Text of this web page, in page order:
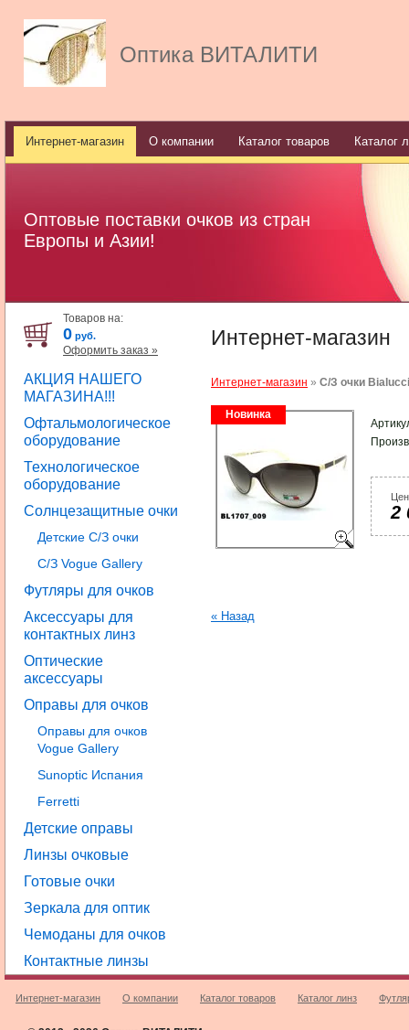
Оптика ВИТАЛИТИ
Интернет-магазин О компании Каталог товаров Каталог
Оптовые поставки очков из стран
Европы и Азии!
Товаров на:
0 руб.
Оформить заказ »
АКЦИЯ НАШЕГО
МАГАЗИНА!!!
Офтальмологическое
оборудование
Технологическое
оборудование
Солнцезащитные очки
Детские С/З очки
С/З Vogue Gallery
Футляры для очков
Аксессуары для
контактных линз
Оптические
аксессуары
Оправы для очков
Оправы для очков
Vogue Gallery
Sunoptic Испания
Ferretti
Детские оправы
Линзы очковые
Готовые очки
Зеркала для оптик
Чемоданы для очков
Контактные линзы
Интернет-магазин
Интернет-магазин » C/З очки Bialucci
Новинка
2
« Назад
Интернет-магазин О компании Каталог товаров Каталог линз